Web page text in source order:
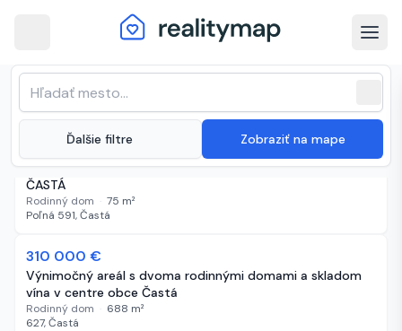
Ďalšie filtre Zobraziť na mape
Častá · Najnovšie nehnuteľnosti na
predaj
(32 inzerátov)
Zoradenie zoznamu
125 000 €
1.BCR | PREDAJ STARŠÍ ROD.DOM S POZEMKOM 780 m²,
ČASTÁ
Rodinný dom · 75 m²
Poľná 591, Častá
28 dní
310 000 €
Výnimočný areál s dvoma rodinnými domami a skladom
vína v centre obce Častá
Rodinný dom · 688 m²
627, Častá